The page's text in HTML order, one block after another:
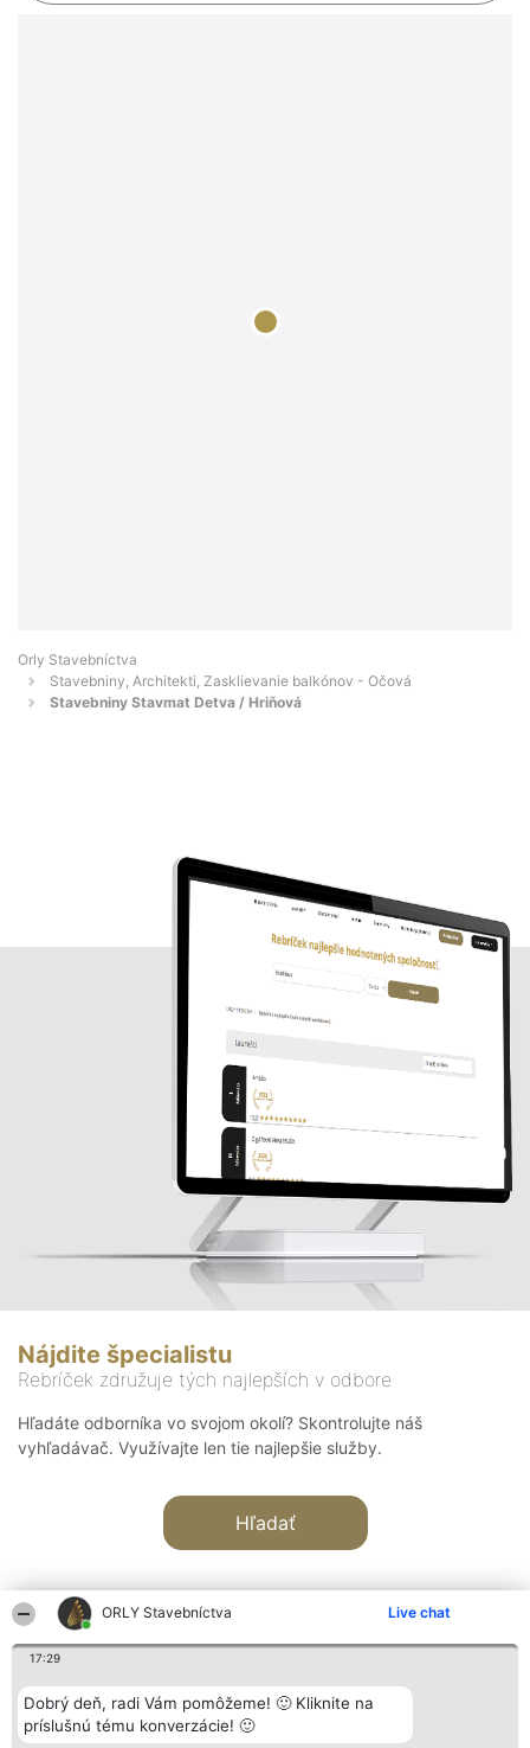
ORLY Stavebníctva Live chat
17:29
Dobrý deň, radi Vám pomôžeme! 🙂 Kliknite na
príslušnú tému konverzácie! 🙂
Orly Stavebníctva
Stavebniny, Architekti, Zasklievanie balkónov - Očová
Stavebniny Stavmat Detva / Hriňová
Nájdite špecialistu
Rebríček združuje tých najlepších v odbore
Hľadáte odborníka vo svojom okolí? Skontrolujte náš
vyhľadávač. Využívajte len tie najlepšie služby.
Hľadať
Organizátor hodnotenia
Bright Side Solutions sp. z o.
o. sp. k.
Hodnotenie
Laureáti
Lista
Kontakt
Kontakt